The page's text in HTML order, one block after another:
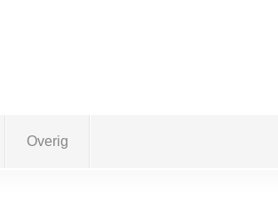
Overig